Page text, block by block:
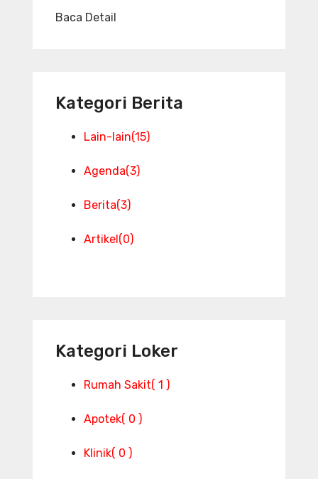
Baca Detail
Kategori Berita
Lain-lain(15)
Agenda(3)
Berita(3)
Artikel(0)
Kategori Loker
Rumah Sakit( 1 )
Apotek( 0 )
Klinik( 0 )